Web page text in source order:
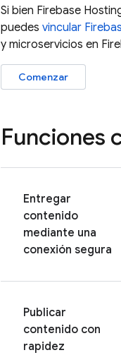
Si bien Firebase
puedes vincular
y microservicios en
Comenzar
Funciones
Entregar
contenido
mediante una
conexión segura
Publicar
contenido con
rapidez